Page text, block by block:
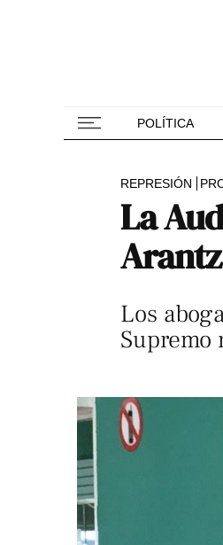
POLÍTICA
REPRESIÓN
La
Los
Supremo